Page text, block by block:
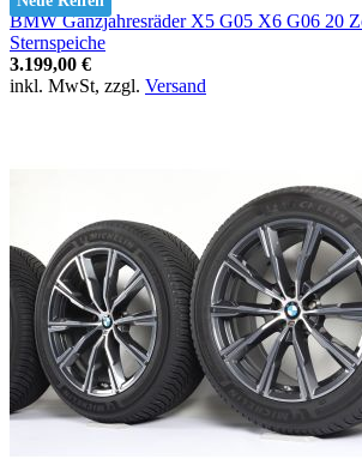
BMW Ganzjahresräder X5 G05 X6 G06 20
Sternspeiche
3.199,00 €
inkl. MwSt, zzgl. Versand